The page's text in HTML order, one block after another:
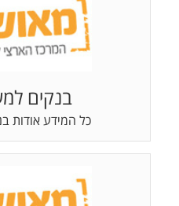
בנקים
כל המידע אודות